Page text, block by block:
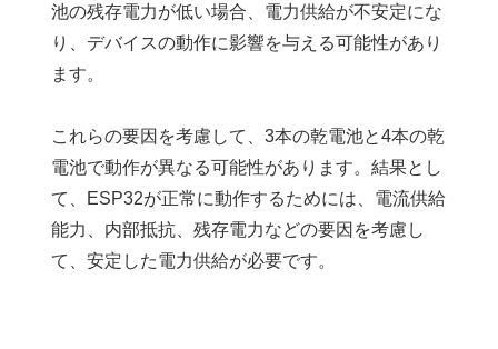
池の残存電力が低い場合、電力供給が不安定にな
り、デバイスの動作に影響を与える可能性があり
ます。
これらの要因を考慮して、3本の乾電池と4本の乾
電池で動作が異なる可能性があります。結果とし
て、ESP32が正常に動作するためには、電流供給
能力、内部抵抗、残存電力などの要因を考慮し
て、安定した電力供給が必要です。